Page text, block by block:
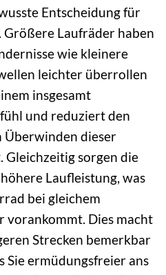
Entscheidung für
Größere Laufräder haben
wie kleinere
leichter überrollen
insgesamt
und reduziert den
Überwinden dieser
Gleichzeitig sorgen die
Laufleistung, was
bei gleichem
vorankommt. Dies macht
Strecken bemerkbar
Sie ermüdungsfreier ans